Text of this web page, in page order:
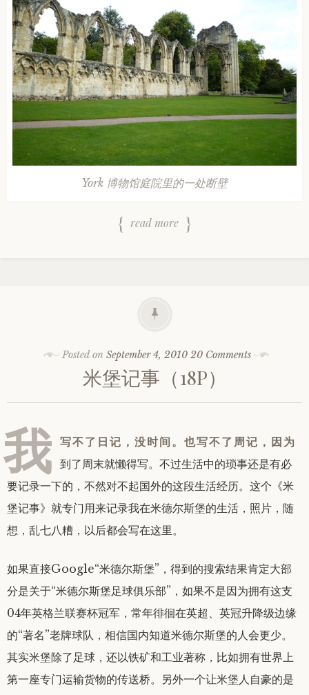
York 博物馆庭院里的一处断壁
read more
Posted onSeptember 4, 2010 20 Comments
米堡记事（18P）
我 写不了日记，没时间。也写不了周记，因为
到了周末就懒得写。不过生活中的琐事还是有必
要记录一下的，不然对不起国外的这段生活经历。这个《米
堡记事》就专门用来记录我在米德尔斯堡的生活，照片，随
想，乱七八糟，以后都会写在这里。
如果直接Google“米德尔斯堡”，得到的搜索结果肯定大部
分是关于“米德尔斯堡足球俱乐部”，如果不是因为拥有这支
04年英格兰联赛杯冠军，常年徘徊在英超、英冠升降级边缘
的“著名”老牌球队，相信国内知道米德尔斯堡的人会更少。
其实米堡除了足球，还以铁矿和工业著称，比如拥有世界上
第一座专门运输货物的传送桥。另外一个让米堡人自豪的是